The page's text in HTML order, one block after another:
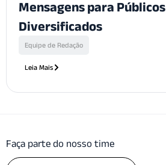
Mensagens para Públicos
Diversificados
Equipe de Redação
Leia Mais
Faça parte do nosso time